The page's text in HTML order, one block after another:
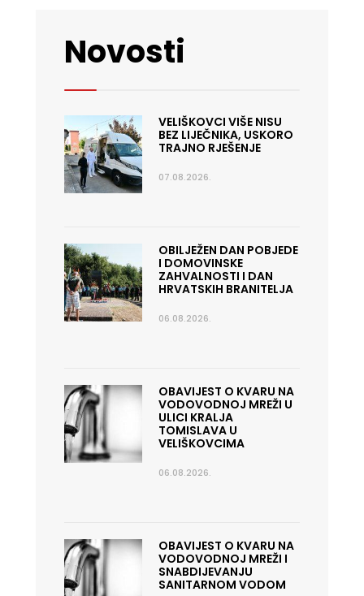
Novosti
VELIŠKOVCI VIŠE NISU
BEZ LIJEČNIKA, USKORO
TRAJNO RJEŠENJE
07.08.2026.
OBILJEŽEN DAN POBJEDE
I DOMOVINSKE
ZAHVALNOSTI I DAN
HRVATSKIH BRANITELJA
06.08.2026.
OBAVIJEST O KVARU NA
VODOVODNOJ MREŽI U
ULICI KRALJA
TOMISLAVA U
VELIŠKOVCIMA
06.08.2026.
OBAVIJEST O KVARU NA
VODOVODNOJ MREŽI I
SNABDIJEVANJU
SANITARNOM VODOM